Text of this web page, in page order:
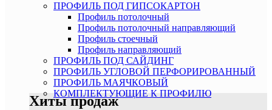
ПРОФИЛЬ ПОД ГИПСОКАРТОН
Профиль потолочный
Профиль потолочный направляющий
Профиль стоечный
Профиль направляющий
ПРОФИЛЬ ПОД САЙДИНГ
ПРОФИЛЬ УГЛОВОЙ ПЕРФОРИРОВАННЫЙ
ПРОФИЛЬ МАЯЧКОВЫЙ
КОМПЛЕКТУЮЩИЕ К ПРОФИЛЮ
Хиты продаж